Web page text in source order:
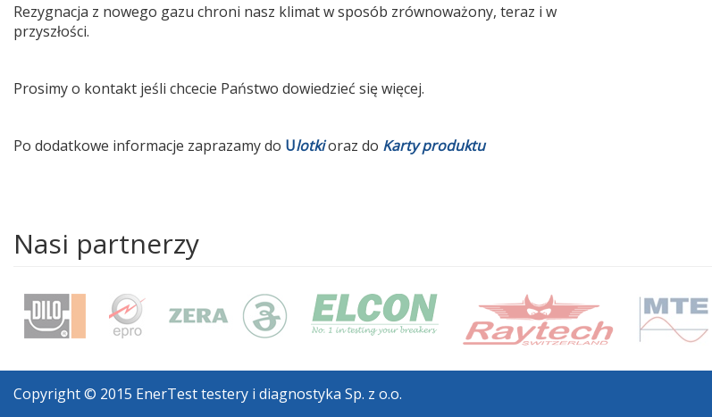
Rezygnacja z nowego gazu chroni nasz klimat w sposób zrównoważony, teraz i w
przyszłości.
Prosimy o kontakt jeśli chcecie Państwo dowiedzieć się więcej.
Po dodatkowe informacje zaprazamy do Ulotkioraz do Karty produktu
Nasi partnerzy
Copyright © 2015 EnerTest testery i diagnostyka Sp. z o.o.